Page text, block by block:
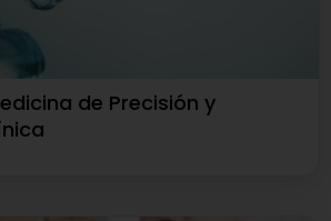
de Precisión y